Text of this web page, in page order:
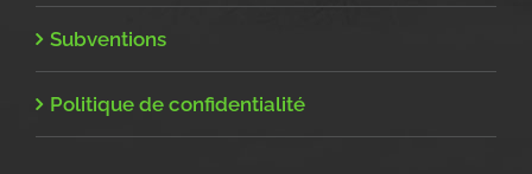
Subventions
Politique de confidentialité